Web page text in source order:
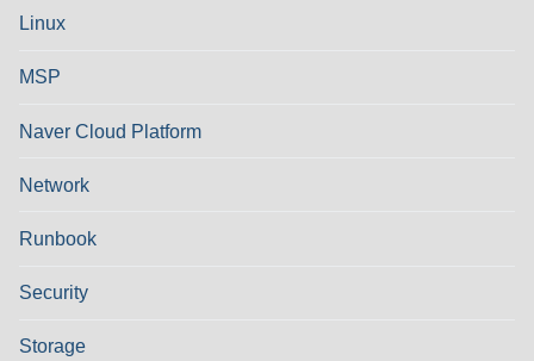
Linux
MSP
Naver Cloud Platform
Network
Runbook
Security
Storage